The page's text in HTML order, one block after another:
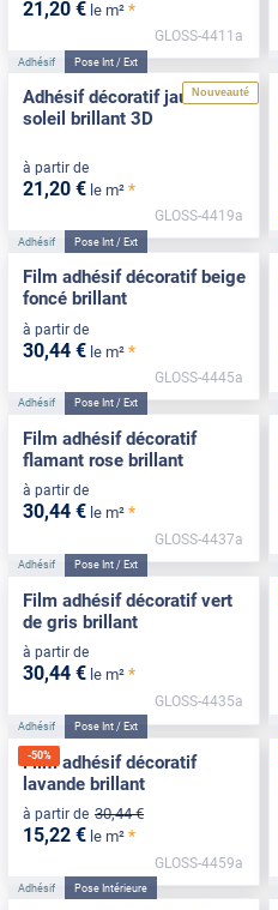
21,20 € le m² *
GLOSS-4411a
Nouveauté
Adhésif Pose Int / Ext
Adhésif décoratif jaune
soleil brillant 3D
à partir de
21,20 € le m² *
GLOSS-4419a
Adhésif Pose Int / Ext
Film adhésif décoratif beige
foncé brillant
à partir de
30,44 € le m² *
GLOSS-4445a
Adhésif Pose Int / Ext
Film adhésif décoratif
flamant rose brillant
à partir de
30,44 € le m² *
GLOSS-4437a
Adhésif Pose Int / Ext
Film adhésif décoratif vert
de gris brillant
à partir de
30,44 € le m² *
GLOSS-4435a
-50%
Adhésif Pose Int / Ext
Film adhésif décoratif
lavande brillant
à partir de 30,44 €
15,22 € le m² *
GLOSS-4459a
Adhésif Pose Intérieure